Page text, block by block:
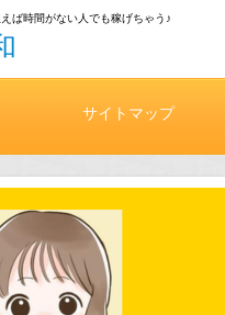
ば時間がない人でも稼げちゃう♪
サイトマップ